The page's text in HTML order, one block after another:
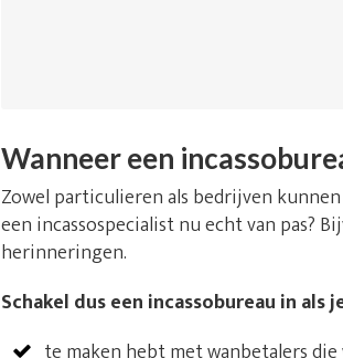
Wanneer een
Zowel particulieren als bedrijven
een incassospecialist nu echt van pas?
herinneringen.
Schakel dus een incassobureau in als